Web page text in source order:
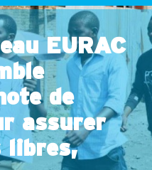
EURAC
de
assurer
libres,